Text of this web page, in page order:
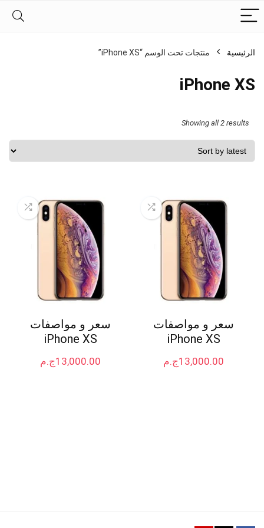
الرئيسية منتجات تحت الوسم “iPhone XS”
iPhone XS
Showing all 2 results
Sorted
by
سعر و مواصفات
iPhone XS
ج.م13,000.00
سعر و مواصفات
iPhone XS
ج.م13,000.00